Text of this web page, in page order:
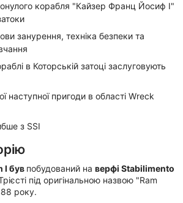
корабля "Кайзер Франц Йосиф I"
занурення, техніка безпеки та
в Которській затоці заслуговують
наступної пригоди в області Wreck
з SSI
I був побудований на верфі Stabilimento
під оригінальною назвою "Ram
року.